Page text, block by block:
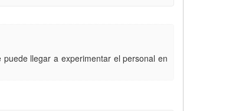
llegar a experimentar el personal en